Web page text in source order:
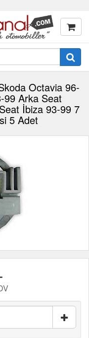
Octavia 96-
99 Arka Seat
İbiza 93-99 7
5 Adet